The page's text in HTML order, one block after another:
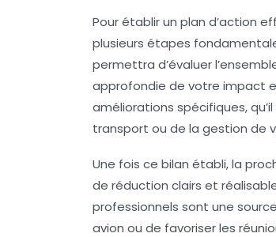
Pour établir un plan d’action
plusieurs étapes
permettra d’évaluer
approfondie de votre impact
améliorations spécifiques,
transport ou de la gestion de
Une fois ce bilan établi, la
de réduction clairs et
professionnels sont une
avion ou de favoriser les